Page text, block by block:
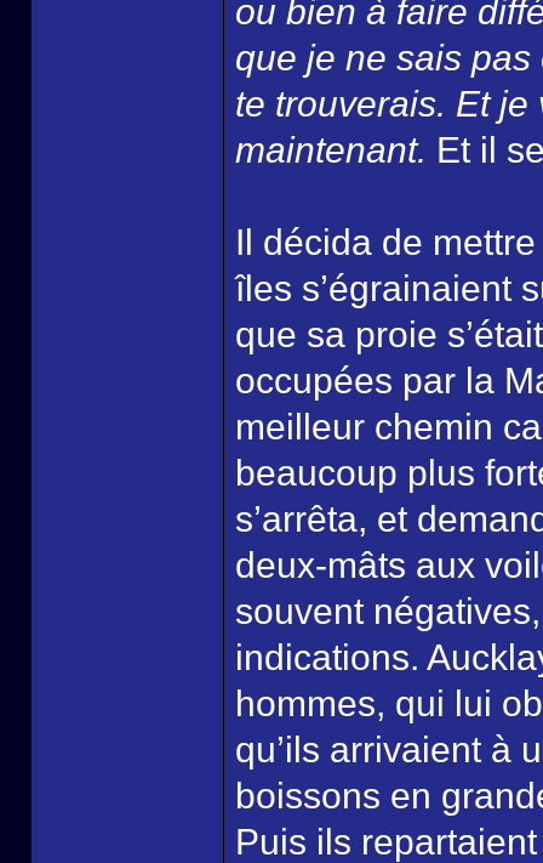
ou bien à faire
que je ne sais
te trouverais. Et
maintenant. Et il
Il décida de
îles s’égrainaient
que sa proie
occupées par la
meilleur chemin
beaucoup plus
s’arrêta, et
deux-mâts aux
souvent
indications.
hommes, qui lui
qu’ils arrivaient à
boissons en
Puis ils